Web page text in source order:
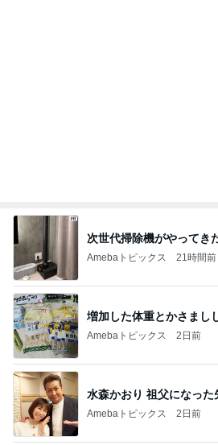
次世代掃除機がやってき
Amebaトピックス 21時間前
増加した体重とかさまし
Amebaトピックス 2日前
水森かおり 祖父になった
Amebaトピックス 2日前